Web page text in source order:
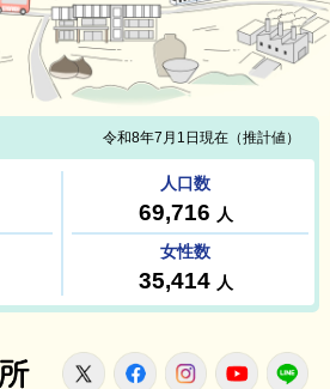
笠間市役所
X FacebookInstagram